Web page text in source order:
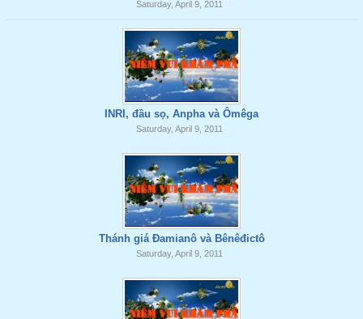
Saturday, April 9, 2011
INRI, đầu sọ, Anpha và Ômêga
Saturday, April 9, 2011
Thánh giá Đamianô và Bênêđictô
Saturday, April 9, 2011